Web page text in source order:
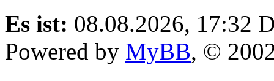
Es ist: 08.08.2026, 17:32
Powered by MyBB, ©